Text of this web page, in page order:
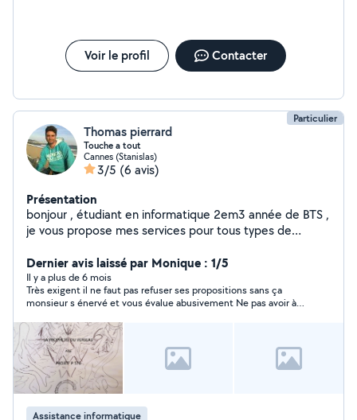
(MAC, PC, Ipad, Android etc...). CNFS pendant 2 ans à
Agde avec la Médiathèque Agathoise et 8 en
association avec Science Ouverte à Drancy N'hésitez
plaisir.
Voir le profil Contacter
Particulier
Thomas pierrard
Touche a tout
Cannes (Stanislas)
3/5 (6 avis)
Présentation
bonjour , étudiant en informatique 2em3 année de BTS ,
je vous propose mes services pour tous types de
créations de réseaux professionnel d'entreprise ou
développement d'interface informatique .
Jepeuxegalementoptimisetvotreordinateurouchercher
lesoogicielsoptimalesaubonfonctionnement de votre
entreprise.
Dernier avis laissé par Monique : 1/5
Il y a plus de 6 mois
Très exigent il ne faut pas refuser ses propositions sans ça
monsieur s énervé et vous évalue abusivement Ne pas avoir à
se plaignent ???
Assistance informatique